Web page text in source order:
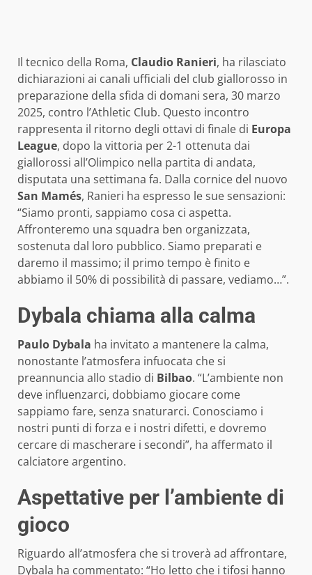
Il tecnico della Roma, Claudio Ranieri, ha rilasciato
dichiarazioni ai canali ufficiali del club giallorosso in
preparazione della sfida di domani sera, 30 marzo
2025, contro l’Athletic Club. Questo incontro
rappresenta il ritorno degli ottavi di finale di Europa
League, dopo la vittoria per 2-1 ottenuta dai
giallorossi all’Olimpico nella partita di andata,
disputata una settimana fa. Dalla cornice del nuovo
San Mamés, Ranieri ha espresso le sue sensazioni:
“Siamo pronti, sappiamo cosa ci aspetta.
Affronteremo una squadra ben organizzata,
sostenuta dal loro pubblico. Siamo preparati e
daremo il massimo; il primo tempo è finito e
abbiamo il 50% di possibilità di passare, vediamo…”.
Dybala chiama alla calma
Paulo Dybala ha invitato a mantenere la calma,
nonostante l’atmosfera infuocata che si
preannuncia allo stadio di Bilbao. “L’ambiente non
deve influenzarci, dobbiamo giocare come
sappiamo fare, senza snaturarci. Conosciamo i
nostri punti di forza e i nostri difetti, e dovremo
cercare di mascherare i secondi”, ha affermato il
calciatore argentino.
Aspettative per l’ambiente di
gioco
Riguardo all’atmosfera che si troverà ad affrontare,
Dybala ha commentato: “Ho letto che i tifosi hanno